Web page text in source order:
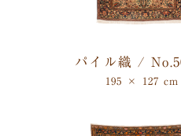
パイル織 /
195 × 127 cm